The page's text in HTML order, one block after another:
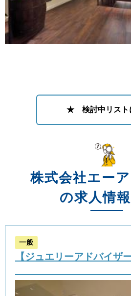
★ 検討中リスト
株式会社エー
の求人情
一般
【ジュエリーアドバイザー